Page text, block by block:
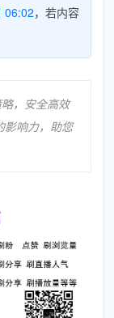
06:02，若内容
，安全高效
影响力，助您